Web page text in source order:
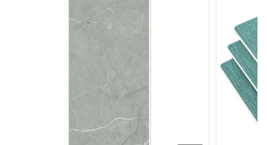
การบริหารการพาณิชย์ความบันเทิงครัวเรือน
การออกแบบที่ทันสมัยทันสมัยและสง่างามปรับแต่งเอง